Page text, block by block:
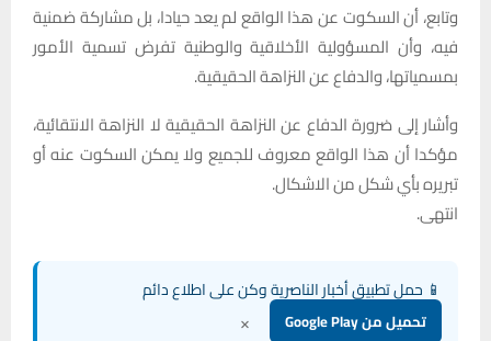
وتابع، أن السكوت عن هذا الواقع لم يعد حيادا، بل مشاركة ضمنية
فيه، وأن المسؤولية الأخلاقية والوطنية تفرض تسمية الأمور
بمسمياتها، والدفاع عن النزاهة الحقيقية.
وأشار إلى ضرورة الدفاع عن النزاهة الحقيقية لا النزاهة الانتقائية،
مؤكدا أن هذا الواقع معروف للجميع ولا يمكن السكوت عنه أو
تبريره بأي شكل من الاشكال.
انتهى.
📱 حمل تطبيق أخبار الناصرية وكن على اطلاع دائم
تحميل من Google Play ×